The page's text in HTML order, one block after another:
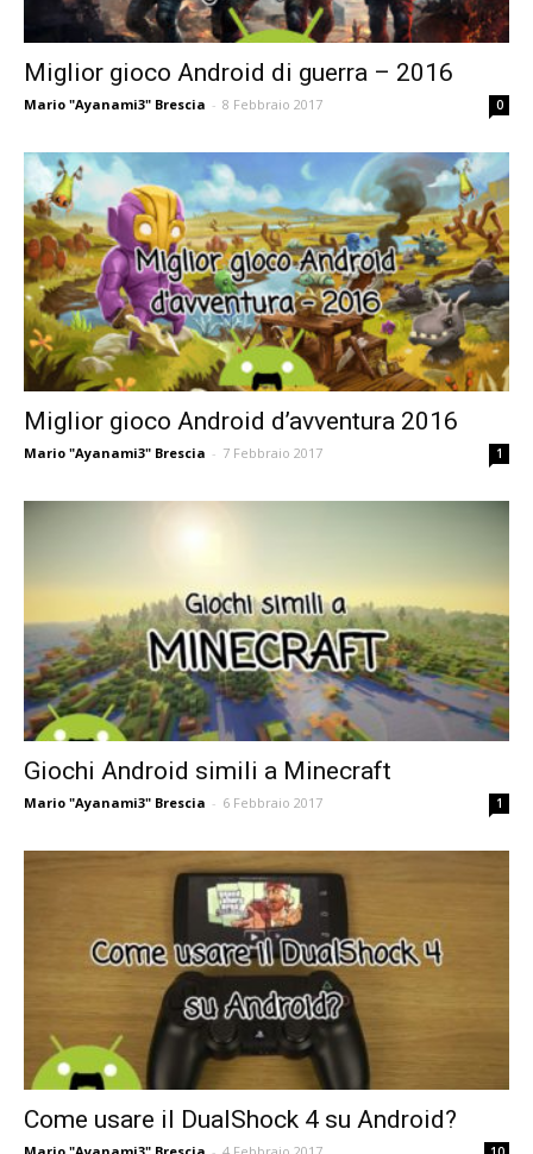
Miglior gioco Android di guerra – 2016
Mario "Ayanami3" Brescia - 8 Febbraio 2017 0
Miglior gioco Android d’avventura 2016
Mario "Ayanami3" Brescia - 7 Febbraio 2017 1
Giochi Android simili a Minecraft
Mario "Ayanami3" Brescia - 6 Febbraio 2017 1
Come usare il DualShock 4 su Android?